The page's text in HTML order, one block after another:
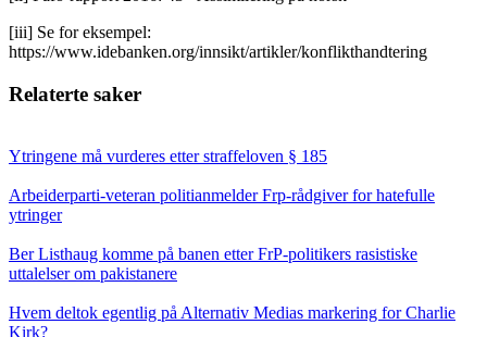
[iii] Se for eksempel:
https://www.idebanken.org/innsikt/artikler/konflikthandtering
Relaterte saker
Ytringene må vurderes etter straffeloven § 185
Arbeiderparti-veteran politianmelder Frp-rådgiver for hatefulle
ytringer
Ber Listhaug komme på banen etter FrP-politikers rasistiske
uttalelser om pakistanere
Hvem deltok egentlig på Alternativ Medias markering for Charlie
Kirk?